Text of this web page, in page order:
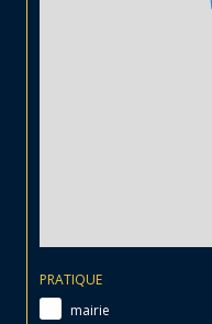
PRATIQUE
mairie